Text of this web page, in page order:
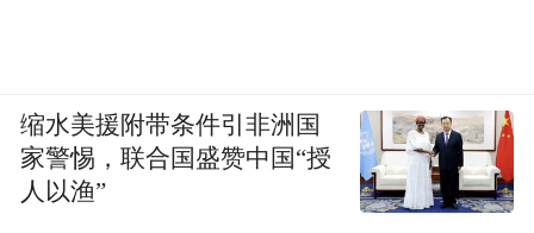
缩水美援附带条件引非洲国
家警惕，联合国盛赞中国“授
人以渔”